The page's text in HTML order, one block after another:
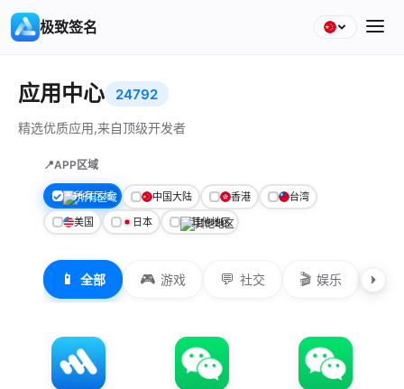
极致签名
应用中心 24792
精选优质应用,来自顶级开发者
📍APP区域
所有区域 中国大陆 香港
台湾
美国
日本 其他地区
📱 全部 🎮 游戏 💬 社交 🎬 娱乐